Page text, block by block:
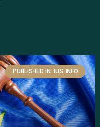
PUBLISHED IN: IUS-INFO